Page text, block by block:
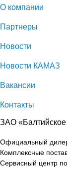
О компании
Партнеры
Новости
Новости КАМАЗ
Вакансии
Контакты
ЗАО
Официальный
Комплексные
Сервисный центр